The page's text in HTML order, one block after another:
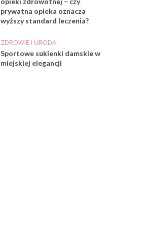
prywatna opieka oznacza
wyższy standard leczenia?
ZDROWIE I URODA
Sportowe sukienki damskie w
miejskiej elegancji